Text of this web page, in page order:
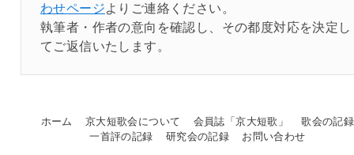
わせページよりご連絡ください。
執筆者・作者の意向を確認し、その都度対応を決定し
てご返信いたします。
ホーム 京大短歌会について 会員誌「京大短歌」
歌会の記録
一首評の記録
研究会の記録
お問い合わせ